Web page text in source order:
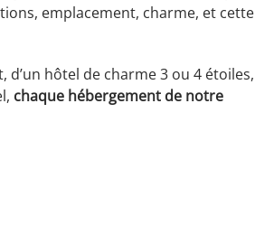
emplacement, charme, et cette
d’un hôtel de charme 3 ou 4 étoiles,
chaque hébergement de notre